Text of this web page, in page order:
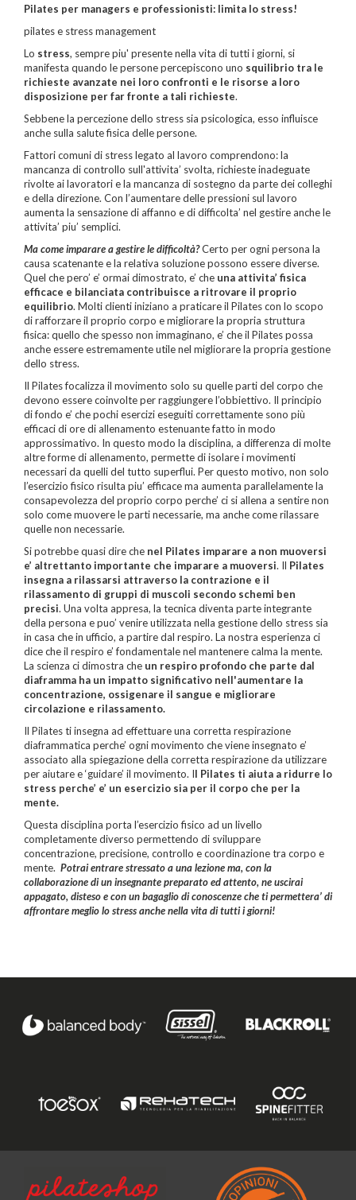
Pilates per managers e professionisti: limita lo stress!
pilates e stress management
Lo stress, sempre piu' presente nella vita di tutti i giorni, si
manifesta quando le persone percepiscono uno squilibrio tra le
richieste avanzate nei loro confronti e le risorse a loro
disposizione per far fronte a tali richieste.
Sebbene la percezione dello stress sia psicologica, esso influisce
anche sulla salute fisica delle persone.
Fattori comuni di stress legato al lavoro comprendono: la
mancanza di controllo sull'attivita’ svolta, richieste inadeguate
rivolte ai lavoratori e la mancanza di sostegno da parte dei colleghi
e della direzione. Con l’aumentare delle pressioni sul lavoro
aumenta la sensazione di affanno e di difficolta’ nel gestire anche le
attivita’ piu’ semplici.
Ma come imparare a gestire le difficoltà?Certo per ogni persona la
causa scatenante e la relativa soluzione possono essere diverse.
Quel che pero’ e’ ormai dimostrato, e’ che una attivita’ fisica
efficace e bilanciata contribuisce a ritrovare il proprio
equilibrio. Molti clienti iniziano a praticare il Pilates con lo scopo
di rafforzare il proprio corpo e migliorare la propria struttura
fisica: quello che spesso non immaginano, e’ che il Pilates possa
anche essere estremamente utile nel migliorare la propria gestione
dello stress.
Il Pilates focalizza il movimento solo su quelle parti del corpo che
devono essere coinvolte per raggiungere l’obbiettivo. Il principio
di fondo e’ che pochi esercizi eseguiti correttamente sono più
efficaci di ore di allenamento estenuante fatto in modo
approssimativo. In questo modo la disciplina, a differenza di molte
altre forme di allenamento, permette di isolare i movimenti
necessari da quelli del tutto superflui. Per questo motivo, non solo
l’esercizio fisico risulta piu’ efficace ma aumenta parallelamente la
consapevolezza del proprio corpo perche’ ci si allena a sentire non
solo come muovere le parti necessarie, ma anche come rilassare
quelle non necessarie.
Si potrebbe quasi dire che nel Pilates imparare a non muoversi
e’ altrettanto importante che imparare a muoversi. Il Pilates
insegna a rilassarsi attraverso la contrazione e il
rilassamento di gruppi di muscoli secondo schemi ben
precisi. Una volta appresa, la tecnica diventa parte integrante
della persona e puo’ venire utilizzata nella gestione dello stress sia
in casa che in ufficio, a partire dal respiro. La nostra esperienza ci
dice che il respiro e’ fondamentale nel mantenere calma la mente.
La scienza ci dimostra che un respiro profondo che parte dal
diaframma ha un impatto significativo nell'aumentare la
concentrazione, ossigenare il sangue e migliorare
circolazione e rilassamento.
Il Pilates ti insegna ad effettuare una corretta respirazione
diaframmatica perche’ ogni movimento che viene insegnato e’
associato alla spiegazione della corretta respirazione da utilizzare
per aiutare e ‘guidare’ il movimento. Il Pilates ti aiuta a ridurre lo
stress perche’ e’ un esercizio sia per il corpo che per la
mente.
Questa disciplina porta l’esercizio fisico ad un livello
completamente diverso permettendo di sviluppare
concentrazione, precisione, controllo e coordinazione tra corpo e
mente. Potrai entrare stressato a una lezione ma, con la
collaborazione di un insegnante preparato ed attento, ne uscirai
appagato, disteso e con un bagaglio di conoscenze che ti permettera’ di
affrontare meglio lo stress anche nella vita di tutti i giorni!